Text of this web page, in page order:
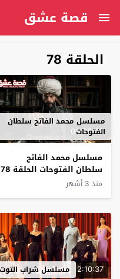
قصة عشق
الحلقة 78
02:28:33
مسلسل محمد الفاتح سلطان
الفتوحات
مسلسل محمد الفاتح
سلطان الفتوحات الحلقة 78
مترجم
منذ 3 أشهر
2:10:37 مسلسل شراب التوت